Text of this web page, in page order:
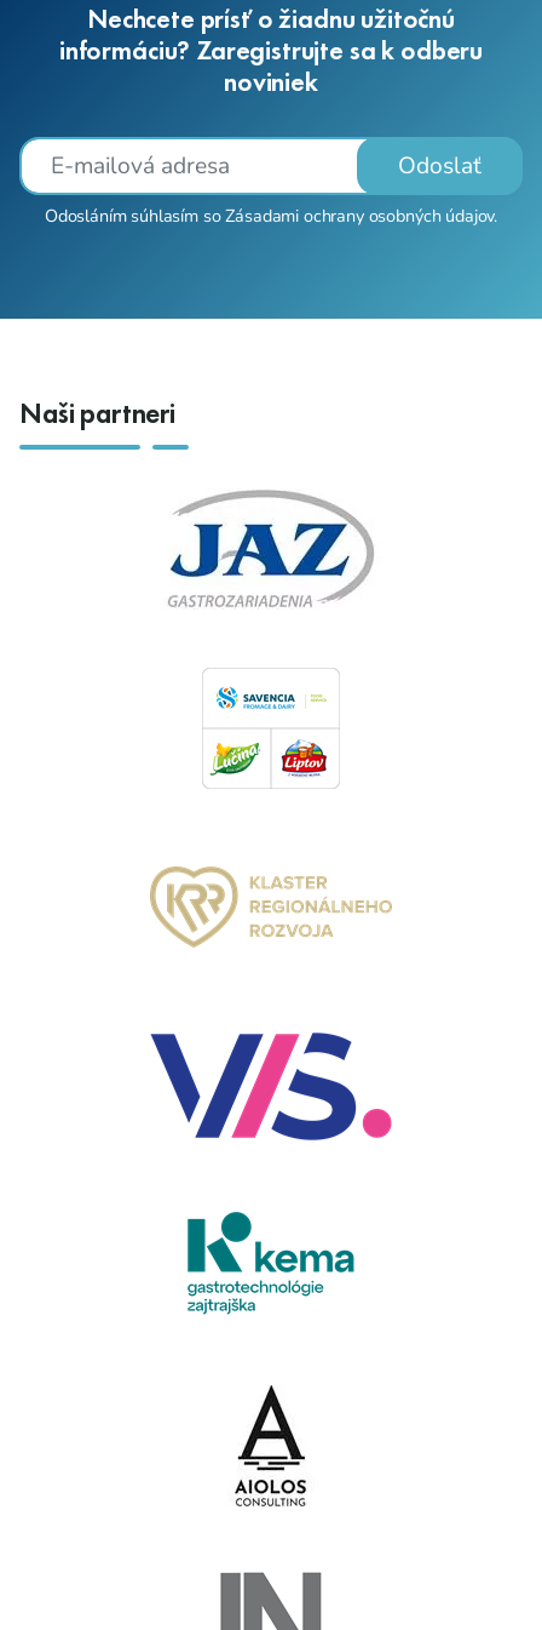
Nechcete prísť o žiadnu užitočnú
informáciu? Zaregistrujte sa k odberu
noviniek
Odoslať
Odosláním súhlasím soZásadami ochrany osobných údajov.
Naši partneri